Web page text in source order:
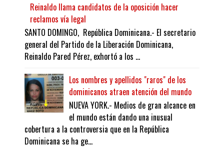
Reinaldo llama candidatos de la oposición hacer
reclamos vía legal
SANTO DOMINGO, República Dominicana.- El secretario
general del Partido de la Liberación Dominicana,
Reinaldo Pared Pérez, exhortó a los ...
Los nombres y apellidos "raros" de los
dominicanos atraen atención del mundo
NUEVA YORK.- Medios de gran alcance en
el mundo están dando una inusual
cobertura a la controversia que en la República
Dominicana se ha ge...